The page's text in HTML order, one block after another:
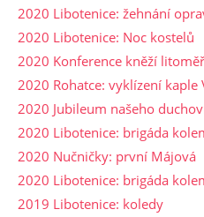
2020 Libotenice: žehnání
2020 Libotenice: Noc kostelů
2020 Konference kněží
2020 Rohatce: vyklízení kaple
2020 Jubileum našeho
2020 Libotenice: brigáda
2020 Nučničky: první Májová
2020 Libotenice: brigáda
2019 Libotenice: koledy